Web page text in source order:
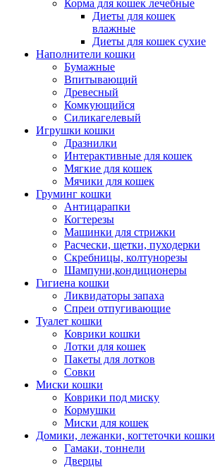
Корма для кошек лечебные
Диеты для кошек
влажные
Диеты для кошек сухие
Наполнители кошки
Бумажные
Впитывающий
Древесный
Комкующийся
Силикагелевый
Игрушки кошки
Дразнилки
Интерактивные для кошек
Мягкие для кошек
Мячики для кошек
Груминг кошки
Антицарапки
Когтерезы
Машинки для стрижки
Расчески, щетки, пуходерки
Скребницы, колтунорезы
Шампуни,кондиционеры
Гигиена кошки
Ликвидаторы запаха
Спреи отпугивающие
Туалет кошки
Коврики кошки
Лотки для кошек
Пакеты для лотков
Совки
Миски кошки
Коврики под миску
Кормушки
Миски для кошек
Домики, лежанки, когтеточки кошки
Гамаки, тоннели
Дверцы